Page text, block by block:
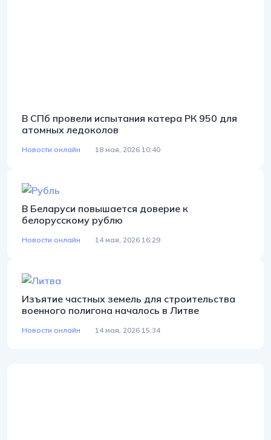
В СПб провели испытания катера РК 950 для
атомных ледоколов
Новости онлайн 18 мая, 2026 10:40
В Беларуси повышается доверие к
белорусскому рублю
Новости онлайн 14 мая, 2026 16:29
Изъятие частных земель для строительства
военного полигона началось в Литве
Новости онлайн 14 мая, 2026 15:34